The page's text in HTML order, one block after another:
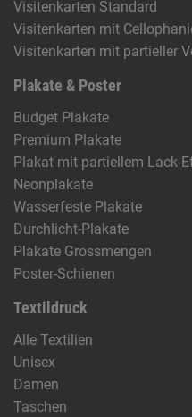
Visitenkarten Standard
Visitenkarten mit
Visitenkarten mit partieller
Plakate & Poster
Budget Plakate
Premium Plakate
Plakat mit partiellem Lack-
Neonplakate
Wasserfeste Plakate
Durchlicht-Plakate
Plakate Grossmengen
Poster-Schienen
Textildruck
Alle Textilien
Unisex
Damen
Taschen